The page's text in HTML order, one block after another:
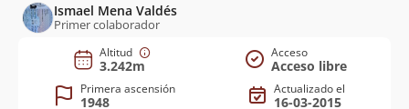
Ismael Mena Valdés
Primer colaborador
Altitud
3.242m
Acceso
Acceso libre
Primera ascensión
1948
Actualizado el
16-03-2015